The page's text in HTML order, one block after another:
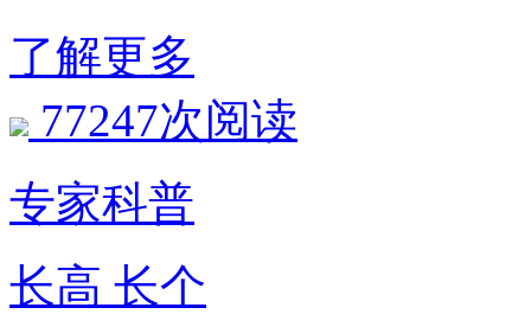
了解更多
77247次阅读
专家科普
长高 长个